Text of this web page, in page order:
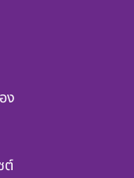
ง
ต์